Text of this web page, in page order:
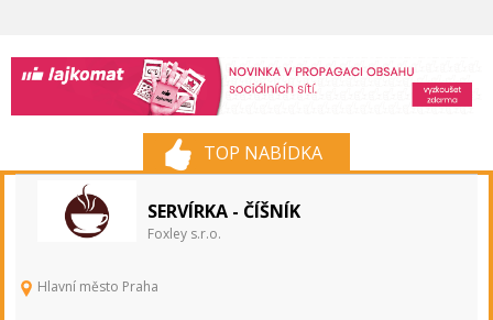
TOP NABÍDKA
SERVÍRKA - ČÍŠNÍK
Foxley s.r.o.
Hlavní město Praha